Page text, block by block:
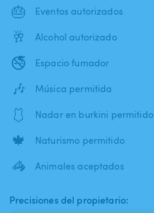
🎂 Eventos autorizados
🥂 Alcohol autorizado
🚭 Espacio fumador
🎶 Música permitida
🩱 Nadar en burkini permitido
🍁 Naturismo permitido
🦓 Animales aceptados
Precisiones del propietario: